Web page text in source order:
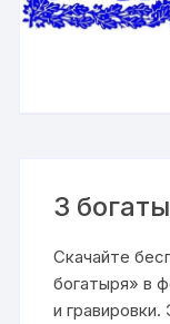
3
Скачайте
богатыря» в
и